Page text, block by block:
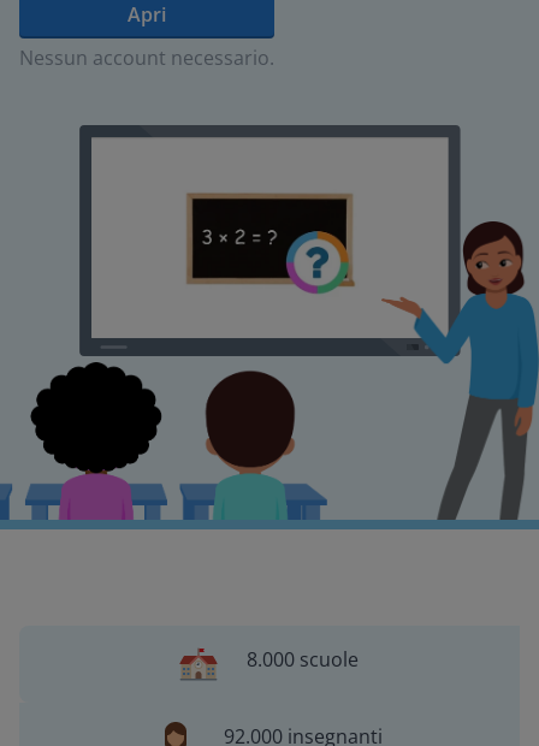
Apri
Nessun account necessario.
8.000 scuole
92.000 insegnanti